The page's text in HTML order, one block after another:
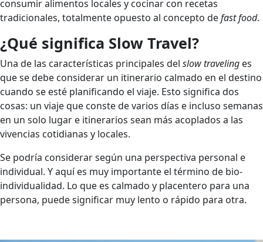
consumir alimentos locales y cocinar con recetas
tradicionales, totalmente opuesto al concepto defast food.
¿Qué significa Slow Travel?
Una de las características principales del slow traveling es
que se debe considerar un itinerario calmado en el destino
cuando se esté planificando el viaje. Esto significa dos
cosas: un viaje que conste de varios días e incluso semanas
en un solo lugar e itinerarios sean más acoplados a las
vivencias cotidianas y locales.
Se podría considerar según una perspectiva personal e
individual. Y aquí es muy importante el término de bio-
individualidad. Lo que es calmado y placentero para una
persona, puede significar muy lento o rápido para otra.